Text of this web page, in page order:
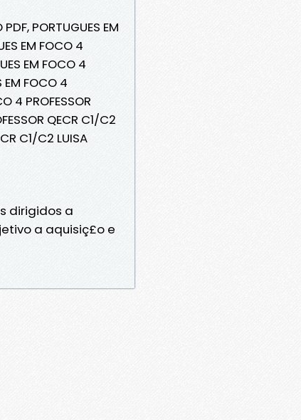
PORTUGUES EM
EM FOCO 4
EM FOCO 4
EM FOCO 4
4 PROFESSOR
QECR C1/C2
C1/C2 LUISA
dirigidos a
a aquisiç£o e